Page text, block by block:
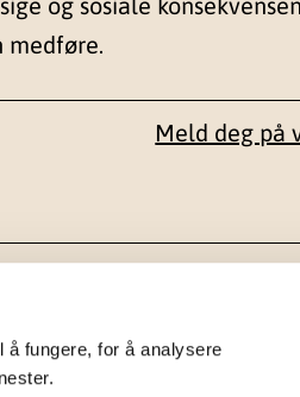
fungere, for å analysere
og sosiale
medføre.
Meld deg på